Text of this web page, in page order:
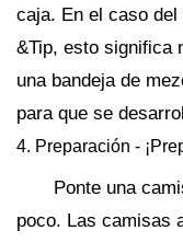
caja. En el caso
&Tip, esto significa
una bandeja de
para que se
4. Preparación -
Ponte una
poco. Las camisas